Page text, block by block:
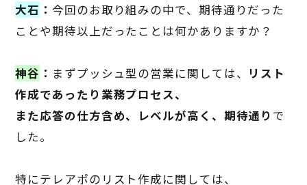
大石 ：今回のお取り組みの中で、期待通りだった
ことや期待以上だったことは何かありますか？
神谷 ： まずプッシュ型の営業に関しては、
リスト
作成であったり業務プロセス、
また応答の仕方含め、レベルが高く、期待通り で
した。
特にテレアポのリスト作成に関しては、